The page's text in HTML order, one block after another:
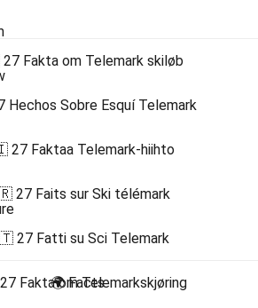
Fakta om Telemark skiløb
Sobre Esquí Telemark
Faktaa Telemark-hiihto
27 Faits sur Ski télémark
27 Fatti su Sci Telemark
Fakta om Telemarkskjøring
🌍 Facts